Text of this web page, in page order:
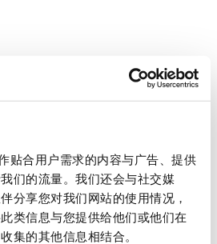
贴合用户需求的内容与广告、提供
们的流量。我们还会与社交媒
分享您对我们网站的使用情况，
类信息与您提供给他们或他们在
集的其他信息相结合。